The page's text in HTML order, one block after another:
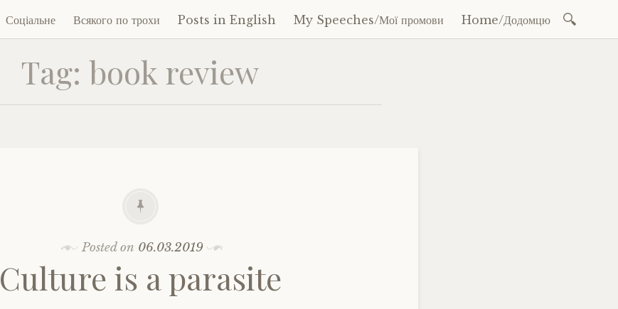
Соціальне Всякого по трохи Posts in English My Speeches/Мої промови Home/Додомцю
Tag: book review
Posted on 06.03.2019
Culture is a parasite